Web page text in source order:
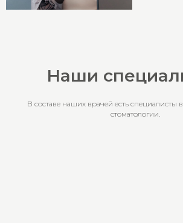
Наши
В составе наших врачей есть специалисты
стоматологии.